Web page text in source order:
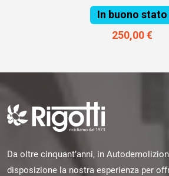
In buono stato
250,00 €
Da oltre cinquant’anni, in
disposizione la nostra esperienza per